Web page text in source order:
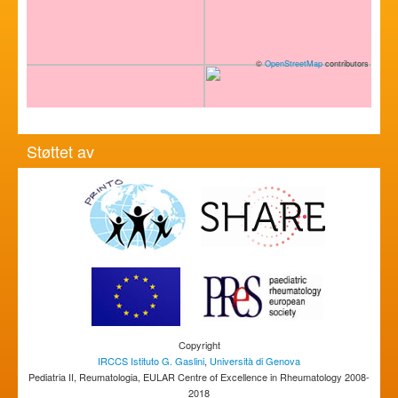
©OpenStreetMapcontributors
Støttet av
Copyright
IRCCS Istituto G. Gaslini, Università di Genova
Pediatria II, Reumatologia, EULAR Centre of Excellence in Rheumatology 2008-
2018